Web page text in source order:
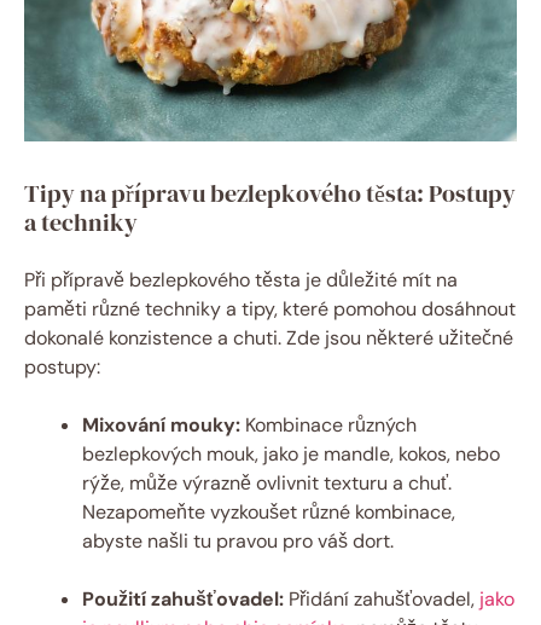
Tipy na přípravu bezlepkového těsta: Postupy
a techniky
Při přípravě bezlepkového těsta je důležité mít na
paměti různé techniky a tipy, které pomohou dosáhnout
dokonalé konzistence a chuti. Zde jsou některé užitečné
postupy:
Mixování mouky: Kombinace různých
bezlepkových mouk, jako je mandle, kokos, nebo
rýže, může výrazně ovlivnit texturu a chuť.
Nezapomeňte vyzkoušet různé kombinace,
abyste našli tu pravou pro váš dort.
Použití zahušťovadel: Přidání zahušťovadel, jako